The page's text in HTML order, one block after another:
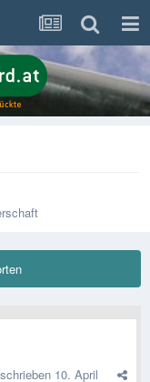
10. April